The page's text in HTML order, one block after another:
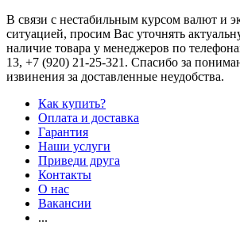
В связи с нестабильным курсом валют и
ситуацией, просим Вас уточнять
наличие товара у менеджеров по
13, +7 (920) 21-25-321 . Спасибо за
извинения за доставленные неудобства.
Как купить?
Оплата и доставка
Гарантия
Наши услуги
Приведи друга
Контакты
О нас
Вакансии
...